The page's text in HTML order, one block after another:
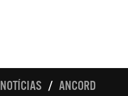
NOTÍCIAS ANCORD